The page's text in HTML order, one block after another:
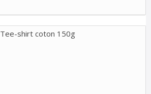
Tee-shirt coton 150g